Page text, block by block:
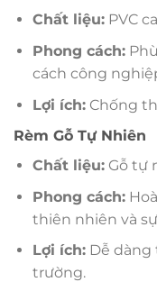
Chất liệu:PVC
Phong cách:
cách công
Lợi ích:Chống
Rèm Gỗ Tự Nhiên
Chất liệu:Gỗ tự
Phong cách:
thiên nhiên và
Lợi ích:Dễ dàng
trường.